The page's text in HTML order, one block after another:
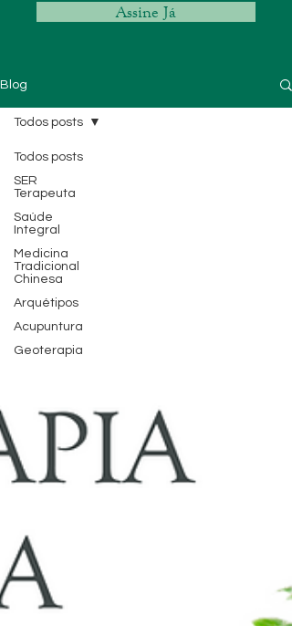
Assine Já
Blog
Todos posts
SER
Terapeuta
Saúde
Integral
Medicina
Tradicional
Chinesa
Arquétipos
Acupuntura
Geoterapia
Todos posts